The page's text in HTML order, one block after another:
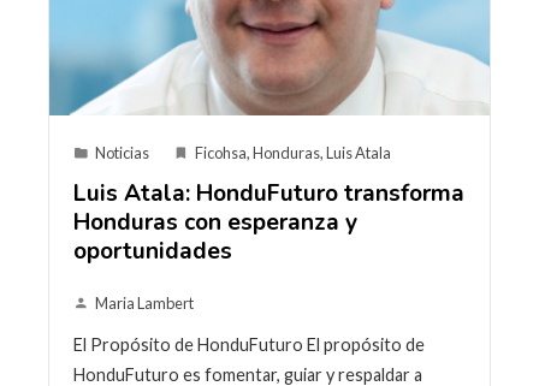
Noticias Ficohsa,Honduras,Luis Atala
Luis Atala: HonduFuturo transforma
Honduras con esperanza y
oportunidades
Maria Lambert
El Propósito de HonduFuturo El propósito de
HonduFuturo es fomentar, guiar y respaldar a